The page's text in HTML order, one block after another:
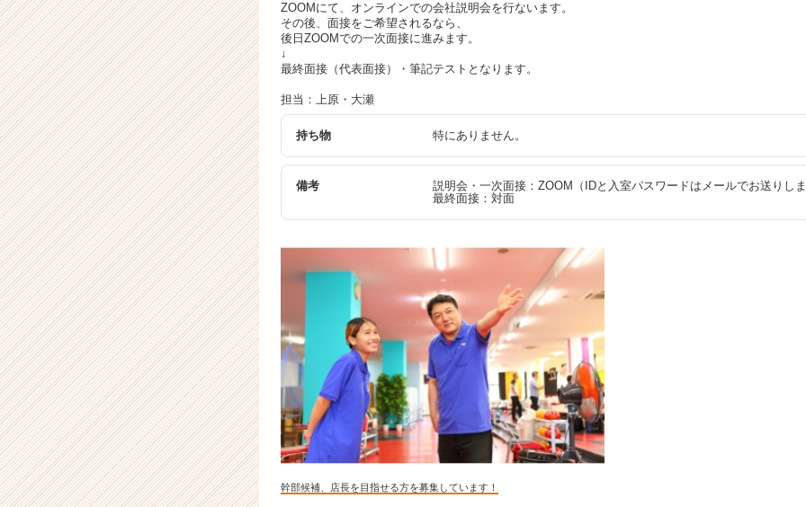
ZOOMにて、オンラインでの会社説明会を行ないます。
その後、面接をご希望されるなら、
後日ZOOMでの一次面接に進みます。
↓
最終面接（代表面接）・筆記テストとなります。
担当：上原・大瀬
持ち物 特にありません。
備考
説明会・一次面接：ZOOM（IDと入室パスワードはメールでお送りし
最終面接：対面
幹部候補、店長を目指せる方を募集しています！